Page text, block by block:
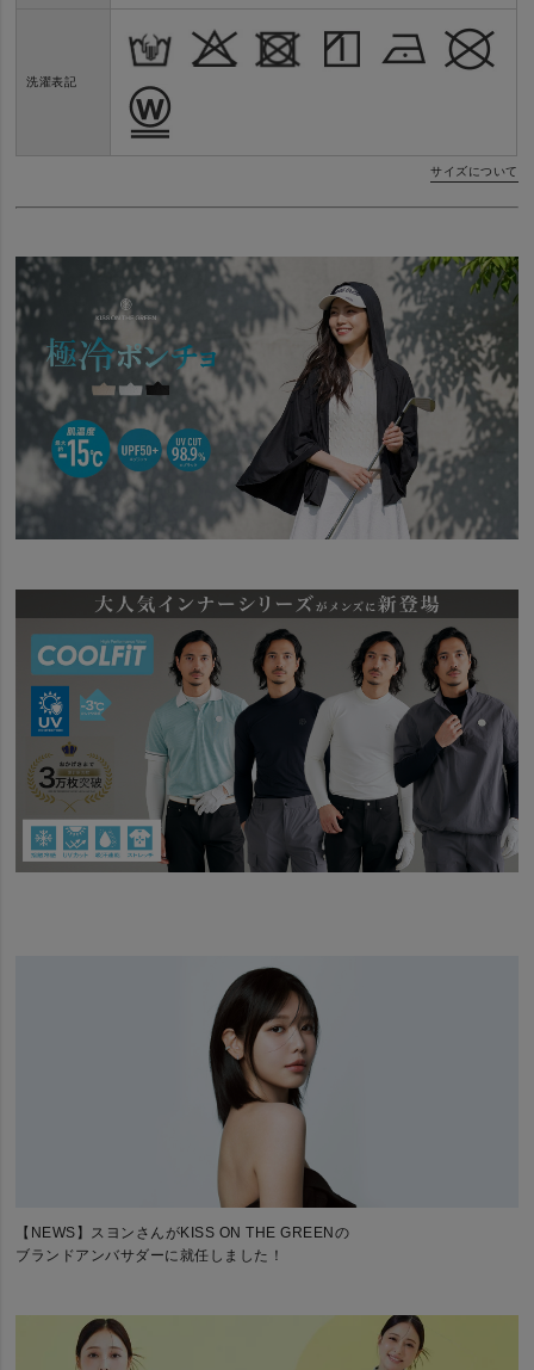
洗濯表記
サイズについて
【NEWS】スヨンさんがKISS ON THE GREENの
ブランドアンバサダーに就任しました！